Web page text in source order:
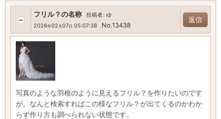
フリル？の名称 投稿者: ゆ
2026年02 月07日 05:07:38 No.13438
返信
写真のような羽根のように見えるフリル？を作りたいのです
が、なんと検索すればこの様なフリル？が出てくるのかわか
らず作り方も調べられない状態です。